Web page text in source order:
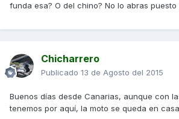
funda esa? O del chino? No lo abras puesto
Chicharrero
Publicado 13 de Agosto del 2015
Buenos días desde Canarias, aunque con
tenemos por aquí, la moto se queda en